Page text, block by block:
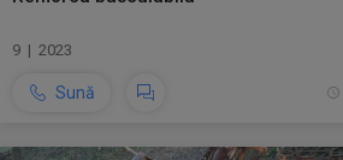
9 | 2023
Sună